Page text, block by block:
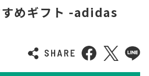
めギフト -adidas